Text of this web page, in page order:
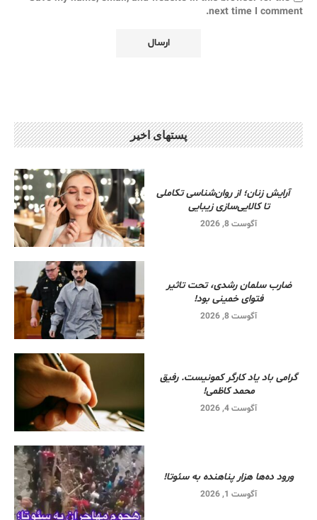
next time I comment.
پستهای اخیر
آرایش زنان؛ از روان‌شناسی تکاملی
تا کالایی‌سازی زیبایی
آگوست 8, 2026
ضارب سلمان رشدی، تحت تاثیر
فتوای خمینی بود!
آگوست 8, 2026
گرامی باد یاد کارگر کمونیست. رفیق
محمد کاظمی!
آگوست 4, 2026
ورود ده‌ها هزار پناهنده به سئوتا!
آگوست 1, 2026